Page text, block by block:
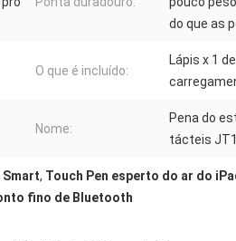
do que as
O que é incluído:
Lápis x 1
Nome:
Pena do
tácteis
, Touch Pen esperto do ar do
fino de Bluetooth